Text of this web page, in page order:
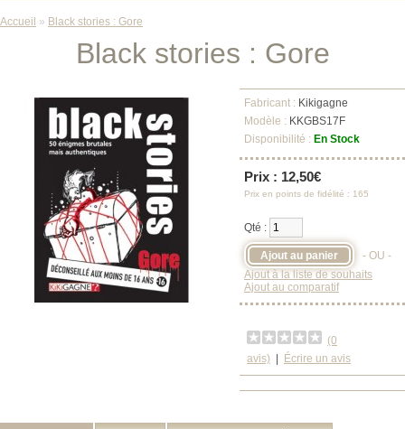
Accueil » Black stories : Gore
Black stories : Gore
Fabricant : Kikigagne
Modèle : KKGBS17F
Disponibilité : En Stock
Prix : 12,50€
Prix en points de fidélité : 165
Qté :
- OU -
Ajout à la liste de souhaits
Ajout au comparatif
(0
avis)
Écrire un avis